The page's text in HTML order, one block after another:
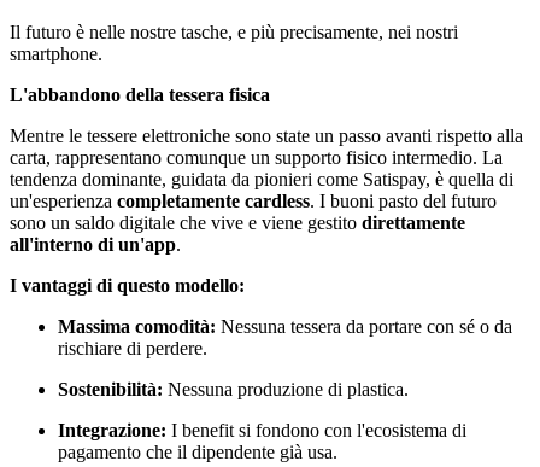
Il futuro è nelle nostre tasche, e più precisamente, nei nostri
smartphone.
L'abbandono della tessera fisica
Mentre le tessere elettroniche sono state un passo avanti rispetto alla
carta, rappresentano comunque un supporto fisico intermedio. La
tendenza dominante, guidata da pionieri come Satispay, è quella di
un'esperienza completamente cardless. I buoni pasto del futuro
sono un saldo digitale che vive e viene gestito direttamente
all'interno di un'app.
I vantaggi di questo modello:
Massima comodità: Nessuna tessera da portare con sé o da
rischiare di perdere.
Sostenibilità: Nessuna produzione di plastica.
Integrazione: I benefit si fondono con l'ecosistema di
pagamento che il dipendente già usa.